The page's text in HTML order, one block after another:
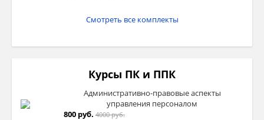
Смотреть все комплекты
Курсы ПК и ППК
Административно-правовые аспекты
управления персоналом
800 руб. 4000 руб.